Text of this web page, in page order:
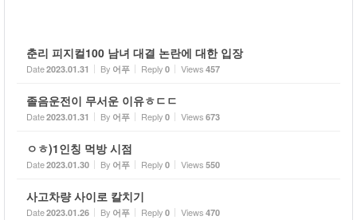
춘리 피지컬100 남녀 대결 논란에 대한 입장
Date2023.01.31 By 어푸 Reply 0 Views 457
졸음운전이 무서운 이유ㅎㄷㄷ
Date2023.01.31 By 어푸 Reply 0 Views 673
ㅇㅎ)1인칭 먹방 시점
Date2023.01.30 By 어푸 Reply 0 Views 550
사고차량 사이로 칼치기
Date2023.01.26 By 어푸 Reply 0 Views 470